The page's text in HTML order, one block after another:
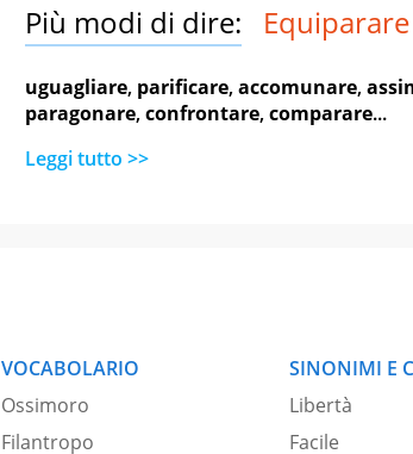
Più modi di dire: Equiparare
uguagliare, parificare,accomunare,
paragonare,confrontare,comparare...
Leggi tutto >>
VOCABOLARIO
Ossimoro
Filantropo
SINONIMI E
Libertà
Facile